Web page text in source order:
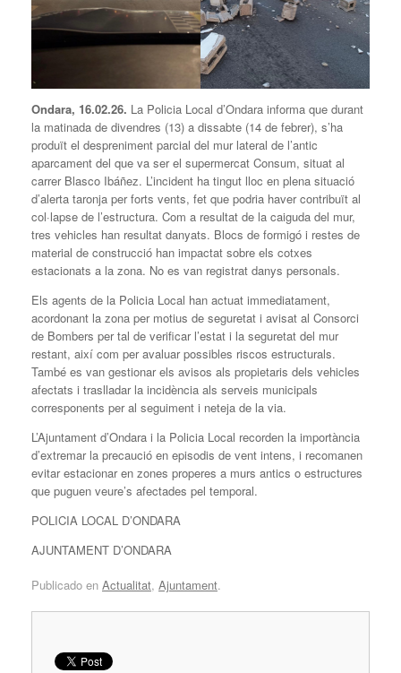
Ondara, 16.02.26. La Policia Local d’Ondara informa que durant
la matinada de divendres (13) a dissabte (14 de febrer), s’ha
produït el despreniment parcial del mur lateral de l’antic
aparcament del que va ser el supermercat Consum, situat al
carrer Blasco Ibáñez. L’incident ha tingut lloc en plena situació
d’alerta taronja per forts vents, fet que podria haver contribuït al
col·lapse de l’estructura. Com a resultat de la caiguda del mur,
tres vehicles han resultat danyats. Blocs de formigó i restes de
material de construcció han impactat sobre els cotxes
estacionats a la zona. No es van registrat danys personals.
Els agents de la Policia Local han actuat immediatament,
acordonant la zona per motius de seguretat i avisat al Consorci
de Bombers per tal de verificar l’estat i la seguretat del mur
restant, així com per avaluar possibles riscos estructurals.
També es van gestionar els avisos als propietaris dels vehicles
afectats i traslladar la incidència als serveis municipals
corresponents per al seguiment i neteja de la via.
L’Ajuntament d’Ondara i la Policia Local recorden la importància
d’extremar la precaució en episodis de vent intens, i recomanen
evitar estacionar en zones properes a murs antics o estructures
que puguen veure’s afectades pel temporal.
POLICIA LOCAL D’ONDARA
AJUNTAMENT D’ONDARA
Publicado en Actualitat, Ajuntament.